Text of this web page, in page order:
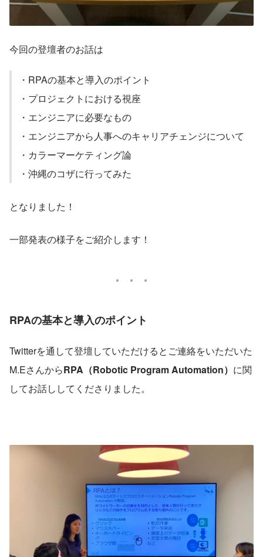
今回の登壇者のお話は
・RPAの基本と導入のポイント
・プロジェクトにおける視座
・エンジニアに必要なもの
・エンジニアから人事へのキャリアチェンジについて
・カラーマーケティング論
・沖縄のコザに行ってみた
となりました！
一部発表の様子をご紹介します！
RPAの基本と導入のポイント
Twitterを通して登壇していただけるとご連絡をいただいた
M.EさんからRPA（Robotic Program Automation） に関
してお話ししてくださりました。